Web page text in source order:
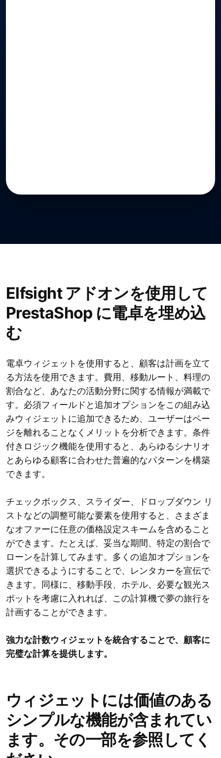
Elfsight アドオンを使用して
PrestaShop に電卓を埋め込
む
電卓ウィジェットを使用すると、顧客は計画を立て
る方法を使用できます。費用、移動ルート、料理の
割合など、あなたの活動分野に関する情報が満載で
す。必須フィールドと追加オプションをこの組み込
みウィジェットに追加できるため、ユーザーはペー
ジを離れることなくメリットを分析できます。条件
付きロジック機能を使用すると、あらゆるシナリオ
とあらゆる顧客に合わせた普遍的なパターンを構築
できます。
チェックボックス、スライダー、ドロップダウン リ
ストなどの調整可能な要素を使用すると、さまざま
なオファーに任意の価格設定スキームを含めること
ができます。たとえば、妥当な期間、特定の割合で
ローンを計算してみます。多くの追加オプションを
選択できるようにすることで、レンタカーを宣伝で
きます。同様に、移動手段、ホテル、必要な観光ス
ポットを考慮に入れれば、この計算機で夢の旅行を
計画することができます。
強力な計数ウィジェットを統合することで、顧客に
完璧な計算を提供します。
ウィジェットには価値のある
シンプルな機能が含まれてい
ます。その一部を参照してく